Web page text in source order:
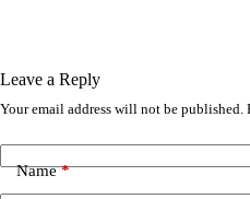
Leave a Reply
Your email address will not be published.
Name*
A
t
e